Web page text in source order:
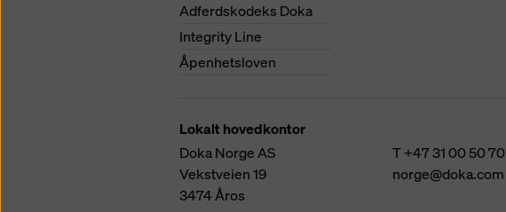
Adferdskodeks Doka
Integrity Line
Åpenhetsloven
Lokalt hovedkontor
Doka Norge AS
Vekstveien 19
3474Åros
T+47 31 00 50 70
norge@doka.com